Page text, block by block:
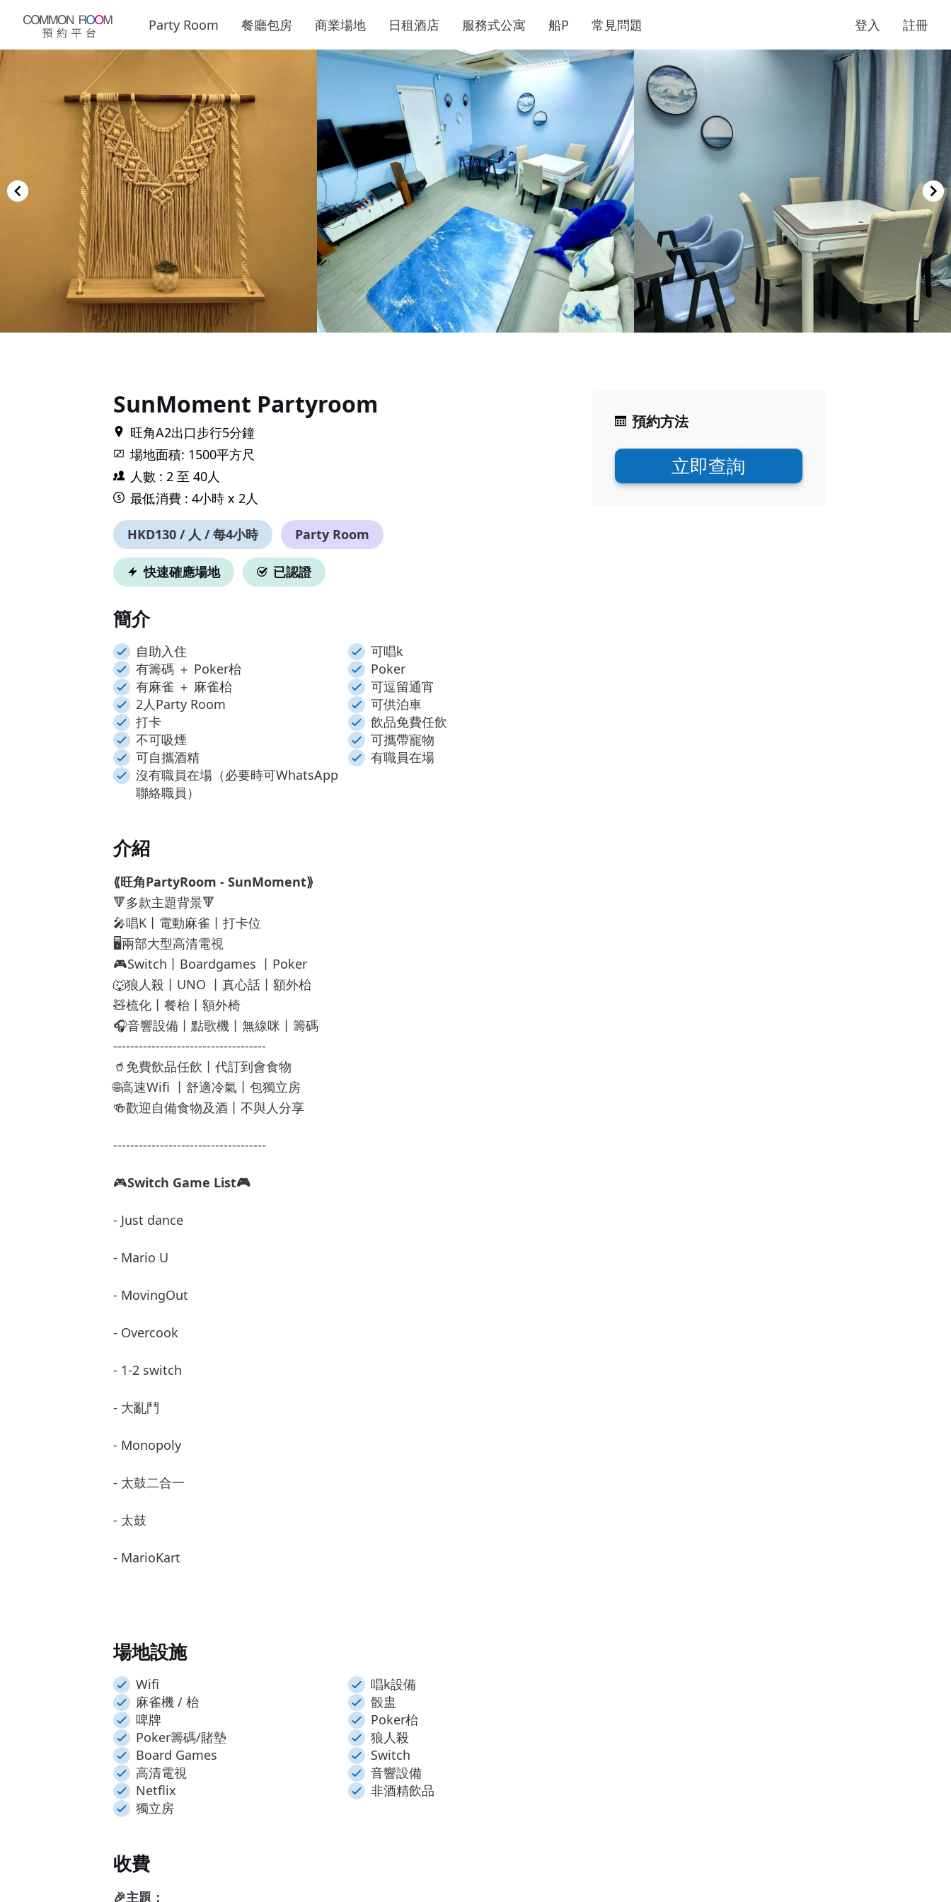
Party Room 餐廳包房 商業場地 日租酒店 服務式公寓 船P 常見問題 登入 註冊
預約方法
立即查詢
SunMoment Partyroom
旺角A2出口步行5分鐘
場地面積: 1500平方尺
人數 : 2 至 40人
最低消費 : 4小時 x 2人
HKD130 / 人 / 每4小時 Party Room
快速確應場地 已認證
簡介
自助入住
可唱k
有籌碼 ＋ Poker枱
Poker
有麻雀 ＋ 麻雀枱
可逗留通宵
2人Party Room
可供泊車
打卡
飲品免費任飲
不可吸煙
可攜帶寵物
可自攜酒精
有職員在場
沒有職員在場（必要時可WhatsApp
聯絡職員）
介紹
⟪旺角PartyRoom - SunMoment⟫
🔻多款主題背景🔻
🎤唱K丨電動麻雀丨打卡位
🖥兩部大型高清電視
🎮Switch丨Boardgames 丨Poker
🐺狼人殺丨UNO 丨真心話丨額外枱
🧸梳化丨餐枱丨額外椅
🎧音響設備丨點歌機丨無線咪丨籌碼
------------------------------------
🥤免費飲品任飲丨代訂到會食物
🌐高速Wifi 丨舒適冷氣丨包獨立房
🍻歡迎自備食物及酒丨不與人分享
------------------------------------
🎮Switch Game List🎮
- Just dance
- Mario U
- MovingOut
- Overcook
- 1-2 switch
- 大亂鬥
- Monopoly
- 太鼓二合一
- 太鼓
- MarioKart
場地設施
Wifi
唱k設備
麻雀機 / 枱
骰盅
啤牌
Poker枱
Poker籌碼/賭墊
狼人殺
Board Games
Switch
高清電視
音響設備
Netflix
非酒精飲品
獨立房
收費
🎉主題：